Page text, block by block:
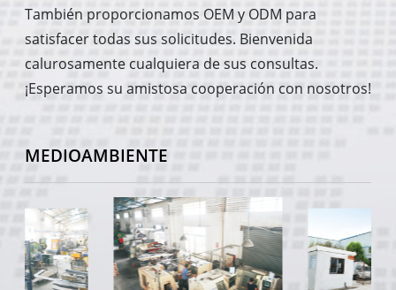
También proporcionamos OEM y ODM para
satisfacer todas sus solicitudes. Bienvenida
calurosamente cualquiera de sus consultas.
¡Esperamos su amistosa cooperación con nosotros!
MEDIOAMBIENTE